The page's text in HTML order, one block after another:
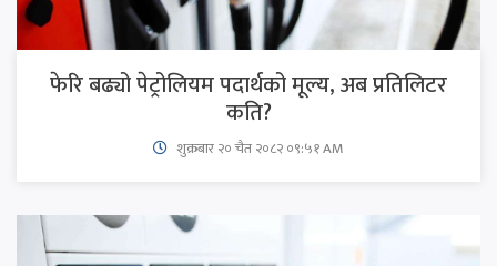
फेरि बढ्यो पेट्रोलियम पदार्थको मूल्य, अब प्रतिलिटर
कति?
शुक्रबार​ २० चैत २०८२ ०९:५१ AM